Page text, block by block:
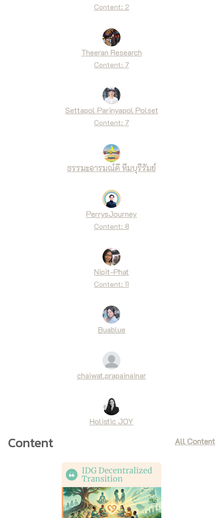
Content: 2
Theeran Research
Content: 7
Settapol Parinyapol Polset
Content: 7
ธรรมะอารมณ์ดี ทีมบุรีรัมย์
PerrysJourney
Content: 8
Nipit-Phat
Content: 11
Buablue
chaiwat.prapainainar
Holistic JOY
Content All Content